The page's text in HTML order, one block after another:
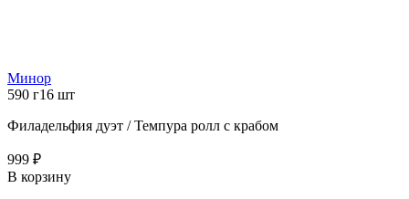
Минор
590 г16 шт
Филадельфия дуэт / Темпура ролл с крабом
999 ₽
В корзину